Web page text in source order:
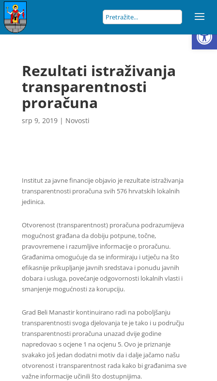
Rezultati istraživanja
transparentnosti
proračuna
srp 9, 2019| Novosti
Institut za javne financije objavio je rezultate istraživanja
transparentnosti proračuna svih 576 hrvatskih lokalnih
jedinica.
Otvorenost (transparentnost) proračuna podrazumijeva
mogućnost građana da dobiju potpune, točne,
pravovremene i razumljive informacije o proračunu.
Građanima omogućuje da se informiraju i utječu na što
efikasnije prikupljanje javnih sredstava i ponudu javnih
dobara i usluga, povećanje odgovornosti lokalnih vlasti i
smanjenje mogućnosti za korupciju.
Grad Beli Manastir kontinuirano radi na poboljšanju
transparentnosti svoga djelovanja te je tako i u području
transparentnosti proračuna unazad dvije godine
napredovao s ocjene 1 na ocjenu 5. Ovo je priznanje
svakako još jedan dodatni motiv da i dalje jačamo našu
otvorenost i transparentnost rada kako bi građanima sve
važne informacije učinili što dostupnijima.